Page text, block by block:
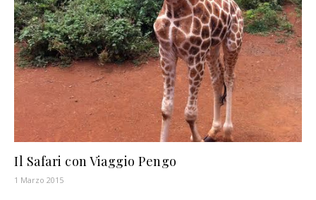
Il Safari con Viaggio Pengo
1 Marzo 2015